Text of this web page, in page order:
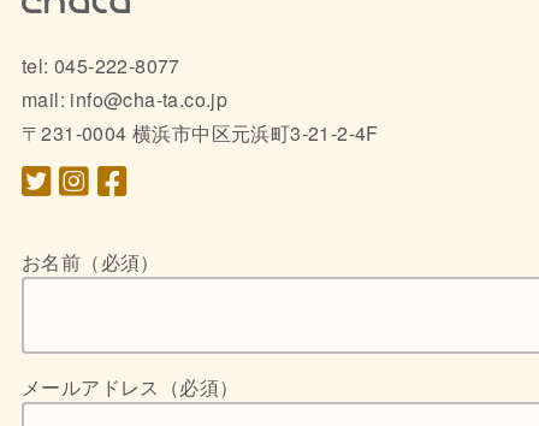
tel: 045-222-8077
mail: info@cha-ta.co.jp
〒231-0004 横浜市中区元浜町3-21-2-4F
お名前（必須）
メールアドレス（必須）